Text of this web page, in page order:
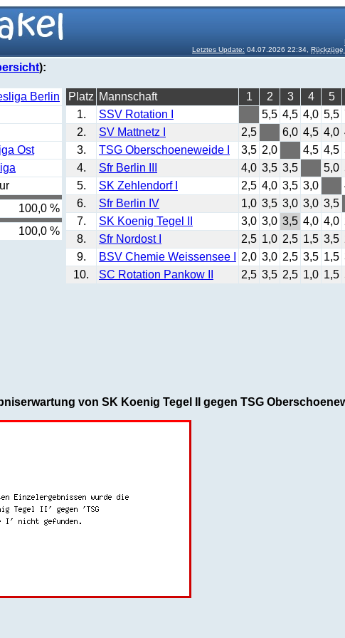
Letztes Update: 04.07.2026 22:34,
):
Berlin
Ost
100,0 %
100,0 %
Platz Mannschaft 1 2 3 4 5
1.
SSV Rotation I 5,5 4,5 4,0 5,5
2.
SV Mattnetz I 2,5 6,0 4,5 4,0
3.
TSG Oberschoeneweide I 3,5 2,0 4,5 4,5
4.
Sfr Berlin III 4,0 3,5 3,5 5,0
5.
SK Zehlendorf I 2,5 4,0 3,5 3,0
6.
Sfr Berlin IV 1,0 3,5 3,0 3,0 3,5
7.
SK Koenig Tegel II 3,0 3,0 3,5 4,0 4,0
8.
Sfr Nordost I 2,5 1,0 2,5 1,5 3,5
9.
BSV Chemie Weissensee I 2,0 3,0 2,5 3,5 1,5
10.
SC Rotation Pankow II 2,5 3,5 2,5 1,0 1,5
von SK Koenig Tegel II gegen TSG